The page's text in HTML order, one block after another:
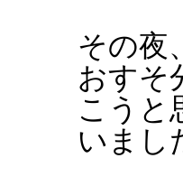
その夜
おすそ
こうと
いまし